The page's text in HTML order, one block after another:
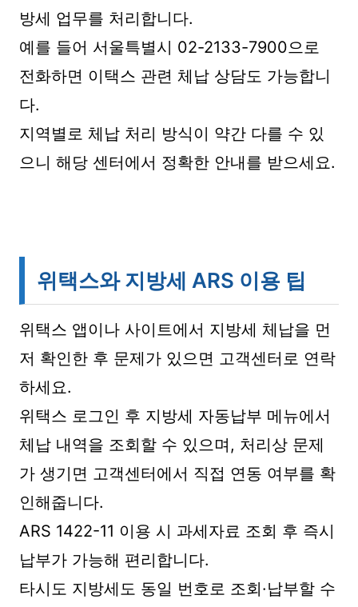
방세 업무를 처리합니다.
예를 들어 서울특별시 02-2133-7900으로
전화하면 이택스 관련 체납 상담도 가능합니
다.
지역별로 체납 처리 방식이 약간 다를 수 있
으니 해당 센터에서 정확한 안내를 받으세요.
위택스와 지방세 ARS 이용 팁
위택스 앱이나 사이트에서 지방세 체납을 먼
저 확인한 후 문제가 있으면 고객센터로 연락
하세요.
위택스 로그인 후 지방세 자동납부 메뉴에서
체납 내역을 조회할 수 있으며, 처리상 문제
가 생기면 고객센터에서 직접 연동 여부를 확
인해줍니다.
ARS 1422-11 이용 시 과세자료 조회 후 즉시
납부가 가능해 편리합니다.
타시도 지방세도 동일 번호로 조회·납부할 수